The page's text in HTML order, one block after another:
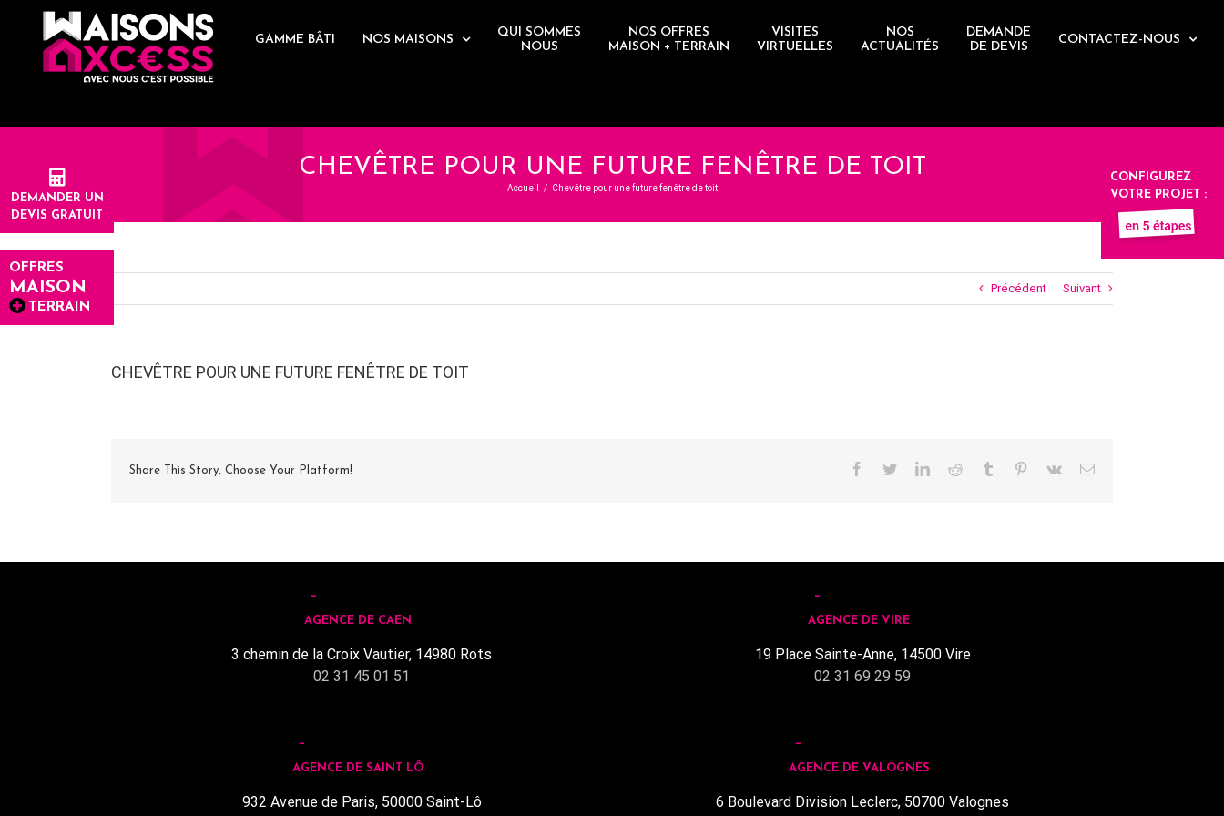
GAMME BÂTI NOS MAISONS
QUI SOMMES
NOUS
NOS OFFRES
MAISON + TERRAIN
VISITES
VIRTUELLES
NOS
ACTUALITÉS
DEMANDE
DE DEVIS
CONTACTEZ-NOUS
DEMANDER UN
DEVIS GRATUIT
OFFRES
MAISON
TERRAIN
CONFIGUREZ
VOTRE PROJET :
CHEVÊTRE POUR UNE FUTURE FENÊTRE DE TOIT
Accueil / Chevêtre pour une future fenêtre de toit
Précédent Suivant
CHEVÊTRE POUR UNE FUTURE FENÊTRE DE TOIT
Share This Story, Choose Your Platform! Facebook
TwitterLinkedInReddit Tumblr Pinterest
Vk Email
AGENCE DE CAEN
3 chemin de la Croix Vautier, 14980 Rots
02 31 45 01 51
AGENCE DE VIRE
19 Place Sainte-Anne, 14500 Vire
02 31 69 29 59
AGENCE DE SAINT LÔ
932 Avenue de Paris, 50000 Saint-Lô
AGENCE DE VALOGNES
6 Boulevard Division Leclerc, 50700 Valognes
Panneau de gestion des cookies